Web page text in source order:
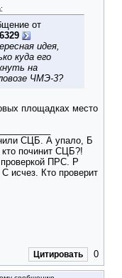
от
идея,
куда его
на
ЧМЭ-3?
площадках место
СЦБ. А упало, Б
починит СЦБ?!
ПРС. Р
исчез. Кто проверит
Цитировать 0